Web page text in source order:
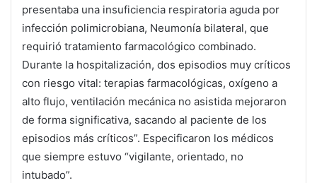
presentaba una insuficiencia respiratoria aguda por
infección polimicrobiana, Neumonía bilateral, que
requirió tratamiento farmacológico combinado.
Durante la hospitalización, dos episodios muy críticos
con riesgo vital: terapias farmacológicas, oxígeno a
alto flujo, ventilación mecánica no asistida mejoraron
de forma significativa, sacando al paciente de los
episodios más críticos”. Especificaron los médicos
que siempre estuvo “vigilante, orientado, no
intubado”.